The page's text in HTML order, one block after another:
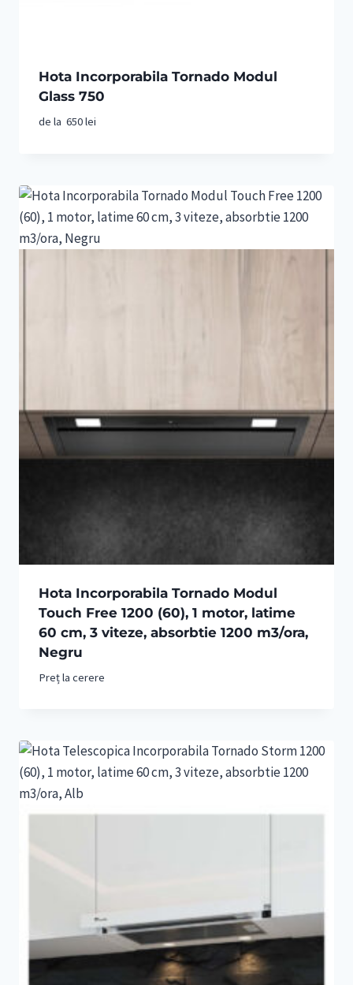
Hota Incorporabila Tornado Modul
Glass 750
de la 650lei
Hota Incorporabila Tornado Modul
Touch Free 1200 (60), 1 motor, latime
60 cm, 3 viteze, absorbtie 1200 m3/ora,
Negru
Preț la cerere